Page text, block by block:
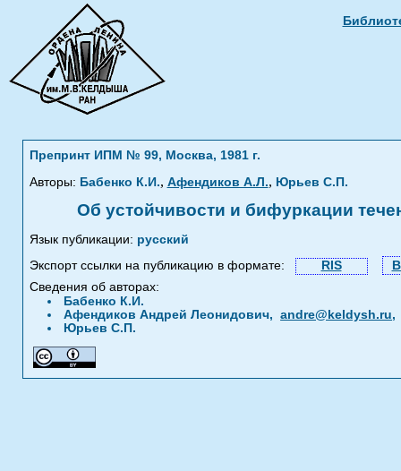
Препринт ИПМ № 99, Москва, 1981 г.
Авторы: Бабенко К.И., Афендиков А.Л., Юрьев С.П.
Об устойчивости и бифуркации
Язык публикации: русский
Экспорт ссылки на публикацию в формате:
RIS
Сведения об авторах:
Бабенко К.И.
Афендиков Андрей Леонидович,andre@keldysh.ru
Юрьев С.П.